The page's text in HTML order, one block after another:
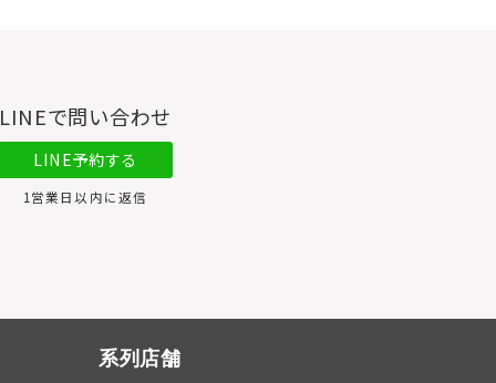
で問い合わせ
LINE予約する
1営業日以内に返信
系列店舗